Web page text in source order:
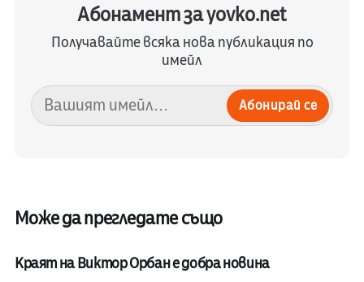
Абонамент за yovko.net
Получавайте всяка нова публикация по
имейл
Абонирай се
Може да прегледате също
Краят на Виктор Орбан е добра новина